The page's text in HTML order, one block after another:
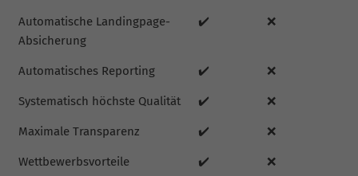
Automatische Landingpage-
Absicherung
✔️ ❌
Automatisches Reporting ✔️ ❌
Systematisch höchste Qualität ✔️ ❌
Maximale Transparenz ✔️ ❌
Wettbewerbsvorteile ✔️ ❌
Profi-SEO startet bei uns